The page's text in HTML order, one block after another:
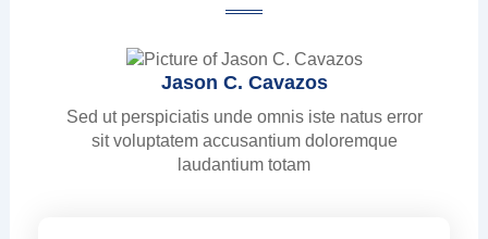
Jason C. Cavazos
Sed ut perspiciatis unde omnis iste natus error
sit voluptatem accusantium doloremque
laudantium totam